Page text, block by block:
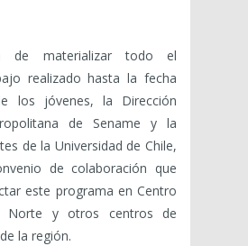
de materializar todo el
realizado hasta la fecha
los jóvenes, la Dirección
de Sename y la
de la Universidad de Chile,
de colaboración que
este programa en Centro
Norte y otros centros de
la región.